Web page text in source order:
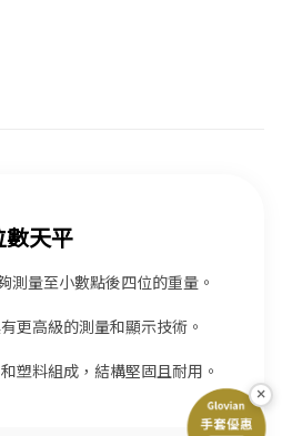
天平
測量至小數點後四位的重量。
更高級的測量和顯示技術。
塑料組成，結構堅固且耐用。
×